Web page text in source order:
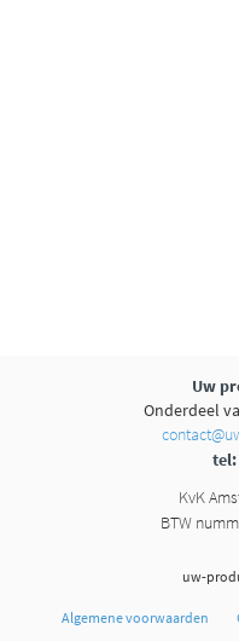
Uw
Onderdeel
tel:
KvK
BTW
uw-
Algemene voorwaarden